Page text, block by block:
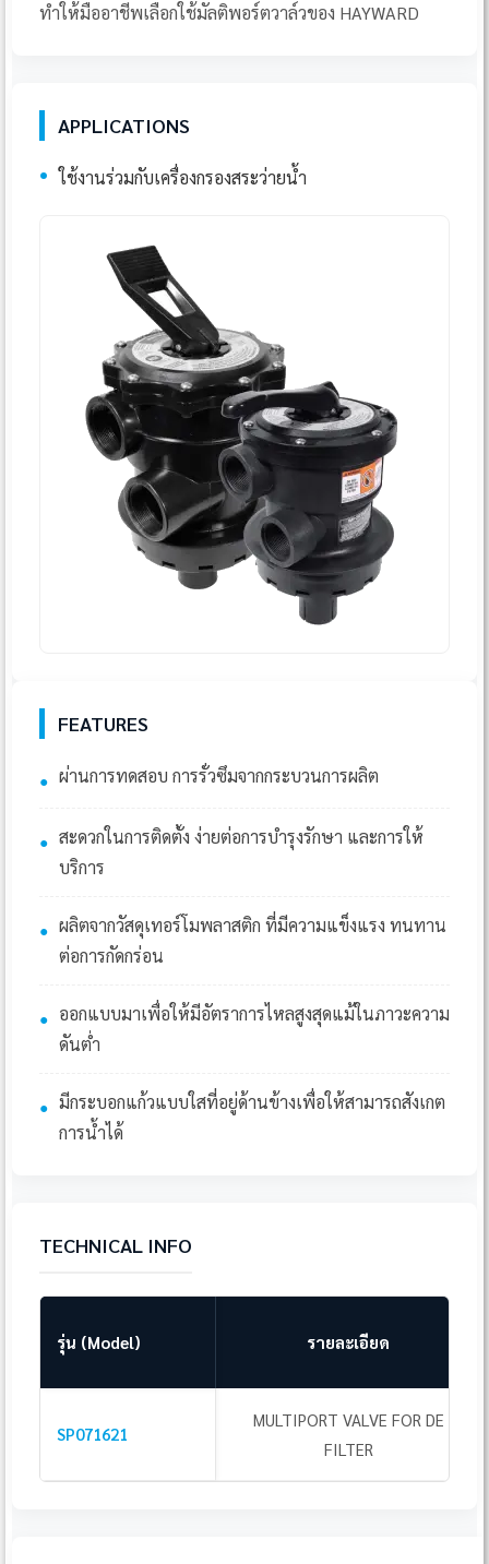
ทำให้มืออาชีพเลือกใช้มัลติพอร์ตวาล์วของ HAYWARD
APPLICATIONS
• ใช้งานร่วมกับเครื่องกรองสระว่ายน้ำ
FEATURES
● ผ่านการทดสอบ การรั่วซึมจากกระบวนการผลิต
● สะดวกในการติดตั้ง ง่ายต่อการบำรุงรักษา และการให้
บริการ
● ผลิตจากวัสดุเทอร์โมพลาสติก ที่มีความแข็งแรง ทนทาน
ต่อการกัดกร่อน
●
ออกแบบมาเพื่อให้มีอัตราการไหลสูงสุดแม้ในภาวะความ
ดันต่ำ
● มีกระบอกแก้วแบบใสที่อยู่ด้านข้างเพื่อให้สามารถสังเกต
การน้ำได้
TECHNICAL INFO
รุ่น (Model) รายละเอียด
SP071621
MULTIPORT VALVE FOR DE
FILTER